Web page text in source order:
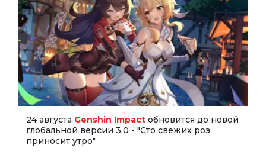
24 августа Genshin Impact обновится до новой
глобальной версии 3.0 - "Сто свежих роз
приносит утро"